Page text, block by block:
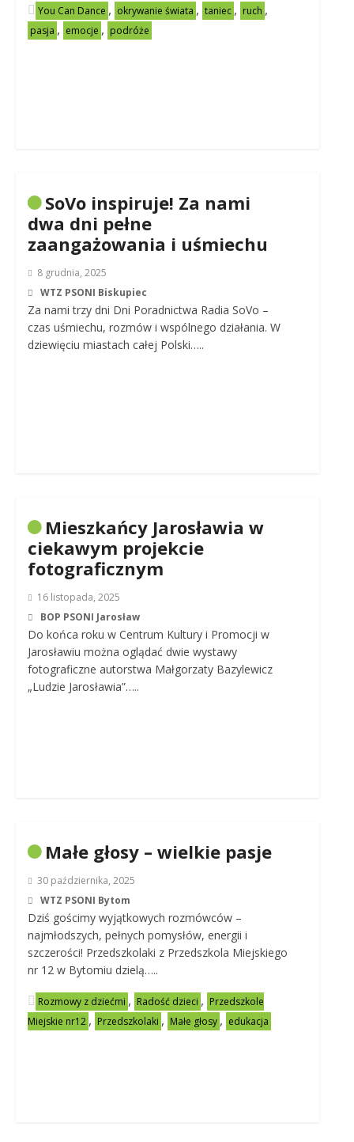
You Can Dance , okrywanie świata , taniec , ruch ,
pasja , emocje , podróże
SoVo inspiruje! Za nami
dwa dni pełne
zaangażowania i uśmiechu
8 grudnia, 2025
WTZ PSONI Biskupiec
Za nami trzy dni Dni Poradnictwa Radia SoVo –
czas uśmiechu, rozmów i wspólnego działania. W
dziewięciu miastach całej Polski…..
Mieszkańcy Jarosławia w
ciekawym projekcie
fotograficznym
16 listopada, 2025
BOP PSONI Jarosław
Do końca roku w Centrum Kultury i Promocji w
Jarosławiu można oglądać dwie wystawy
fotograficzne autorstwa Małgorzaty Bazylewicz
„Ludzie Jarosławia”…..
Małe głosy – wielkie pasje
30 października, 2025
WTZ PSONI Bytom
Dziś gościmy wyjątkowych rozmówców –
najmłodszych, pełnych pomysłów, energii i
szczerości! Przedszkolaki z Przedszkola Miejskiego
nr 12 w Bytomiu dzielą…..
Rozmowy z dziećmi , Radość dzieci , Przedszkole
Miejskie nr12 , Przedszkolaki , Małe głosy , edukacja